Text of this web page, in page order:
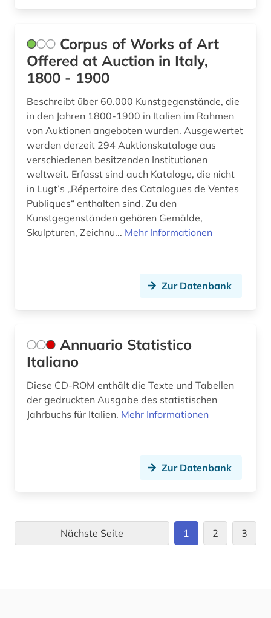
Corpus of Works of Art
Offered at Auction in Italy,
1800 - 1900
Beschreibt über 60.000 Kunstgegenstände, die
in den Jahren 1800-1900 in Italien im Rahmen
von Auktionen angeboten wurden. Ausgewertet
werden derzeit 294 Auktionskataloge aus
verschiedenen besitzenden Institutionen
weltweit. Erfasst sind auch Kataloge, die nicht
in Lugt’s „Répertoire des Catalogues de Ventes
Publiques“ enthalten sind. Zu den
Kunstgegenständen gehören Gemälde,
Skulpturen, Zeichnu... Mehr Informationen
Zur Datenbank
Annuario Statistico
Italiano
Diese CD-ROM enthält die Texte und Tabellen
der gedruckten Ausgabe des statistischen
Jahrbuchs für Italien. Mehr Informationen
Zur Datenbank
Nächste Seite 1 2 3